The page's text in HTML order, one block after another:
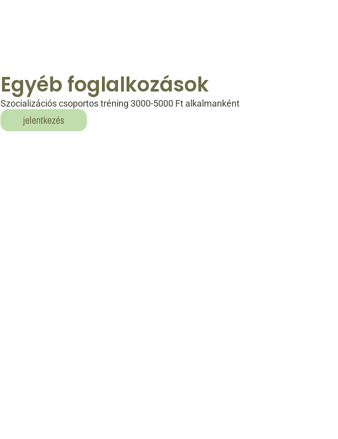
Egyéb foglalkozások
Szocializációs csoportos tréning 3000-5000 Ft alkalmanként
jelentkezés